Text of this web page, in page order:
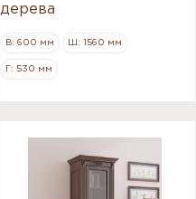
дерева
В: 600 мм Ш: 1560 мм
Г: 530 мм